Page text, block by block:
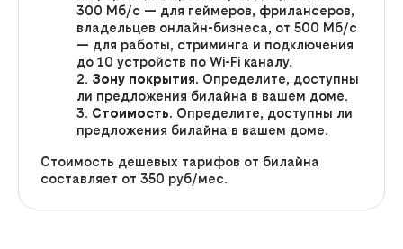
300 Мб/с — для геймеров, фрилансеров,
владельцев онлайн-бизнеса, от 500 Мб/с
— для работы, стриминга и подключения
до 10 устройств по Wi-Fi каналу.
Зону покрытия. Определите, доступны
ли предложения билайна в вашем доме.
Стоимость. Определите, доступны ли
предложения билайна в вашем доме.
Стоимость дешевых тарифов от билайна
составляет от 350 руб/мес.